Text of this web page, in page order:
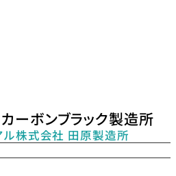
ーボンブラック製造所
ル株式会社 田原製造所